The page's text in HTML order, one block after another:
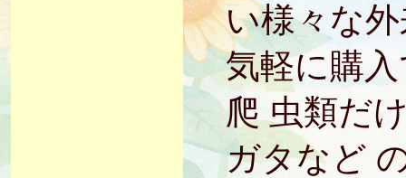
い様々な
気軽に購
爬 虫類だ
ガタなど